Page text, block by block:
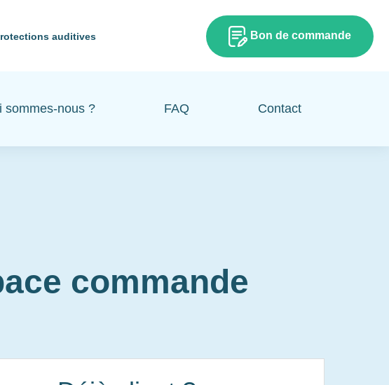
auditives Bon de commande
sommes-nous ? FAQ Contact
commande